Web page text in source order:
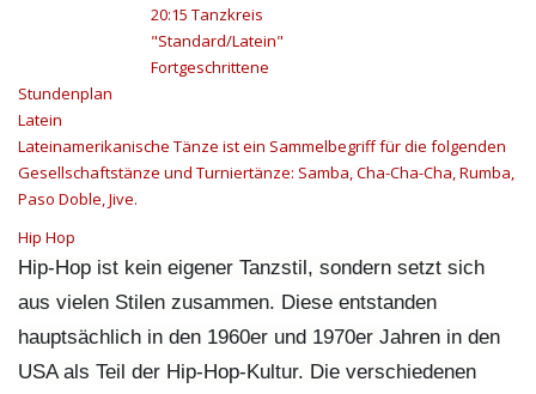
20:15 Tanzkreis
"Standard/Latein"
Fortgeschrittene
Stundenplan
Latein
Lateinamerikanische Tänze ist ein Sammelbegriff für die folgenden
Gesellschaftstänze und Turniertänze: Samba, Cha-Cha-Cha, Rumba,
Paso Doble, Jive.
Hip Hop
Hip-Hop ist kein eigener Tanzstil, sondern setzt sich
aus vielen Stilen zusammen. Diese entstanden
hauptsächlich in den 1960er und 1970er Jahren in den
USA als Teil der Hip-Hop-Kultur. Die verschiedenen